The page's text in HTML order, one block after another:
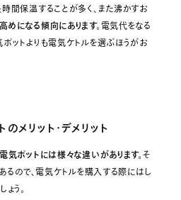
間保温することが多く、また沸かすお
めになる傾向にあります。電気代をなる
ットよりも電気ケトルを選ぶほうがお
メリット・デメリット
気ポットには様々な違いがあります。そ
あるので、電気ケトルを購入する際にはし
う。